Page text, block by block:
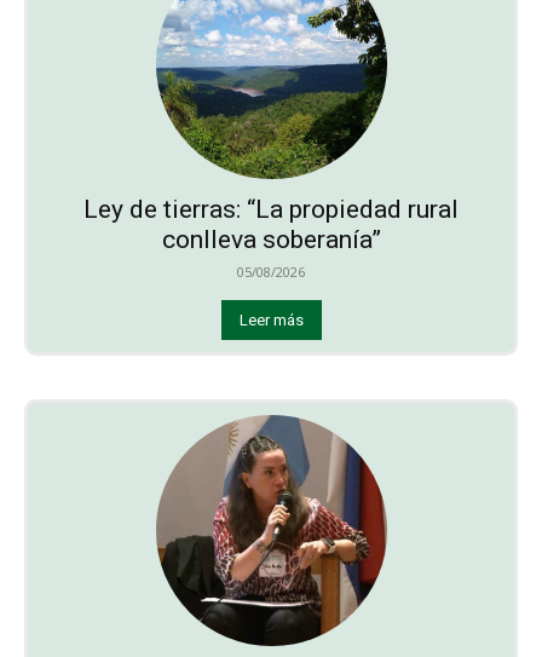
Ley de tierras: “La propiedad rural
conlleva soberanía”
05/08/2026
Leer más